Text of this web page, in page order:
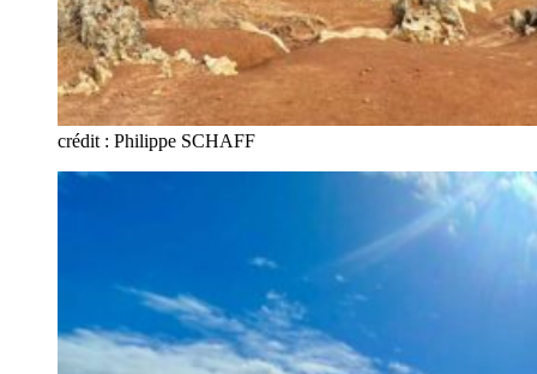
crédit : Philippe SCHAFF